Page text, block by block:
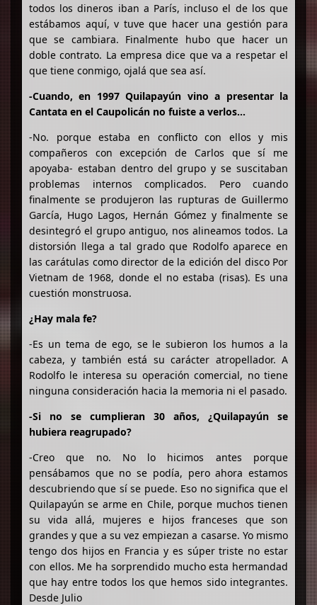
todos los dineros iban a París, incluso el de los que
estábamos aquí, v tuve que hacer una gestión para
que se cambiara. Finalmente hubo que hacer un
doble contrato. La empresa dice que va a respetar el
que tiene conmigo, ojalá que sea así.
-Cuando, en 1997 Quilapayún vino a presentar la
Cantata en el Caupolicán no fuiste a verlos…
-No. porque estaba en conflicto con ellos y mis
compañeros con excepción de Carlos que sí me
apoyaba- estaban dentro del grupo y se suscitaban
problemas internos complicados. Pero cuando
finalmente se produjeron las rupturas de Guillermo
García, Hugo Lagos, Hernán Gómez y finalmente se
desintegró el grupo antiguo, nos alineamos todos. La
distorsión llega a tal grado que Rodolfo aparece en
las carátulas como director de la edición del disco Por
Vietnam de 1968, donde el no estaba (risas). Es una
cuestión monstruosa.
¿Hay mala fe?
-Es un tema de ego, se le subieron los humos a la
cabeza, y también está su carácter atropellador. A
Rodolfo le interesa su operación comercial, no tiene
ninguna consideración hacia la memoria ni el pasado.
-Si no se cumplieran 30 años, ¿Quilapayún se
hubiera reagrupado?
-Creo que no. No lo hicimos antes porque
pensábamos que no se podía, pero ahora estamos
descubriendo que sí se puede. Eso no significa que el
Quilapayún se arme en Chile, porque muchos tienen
su vida allá, mujeres e hijos franceses que son
grandes y que a su vez empiezan a casarse. Yo mismo
tengo dos hijos en Francia y es súper triste no estar
con ellos. Me ha sorprendido mucho esta hermandad
que hay entre todos los que hemos sido integrantes.
Desde Julio